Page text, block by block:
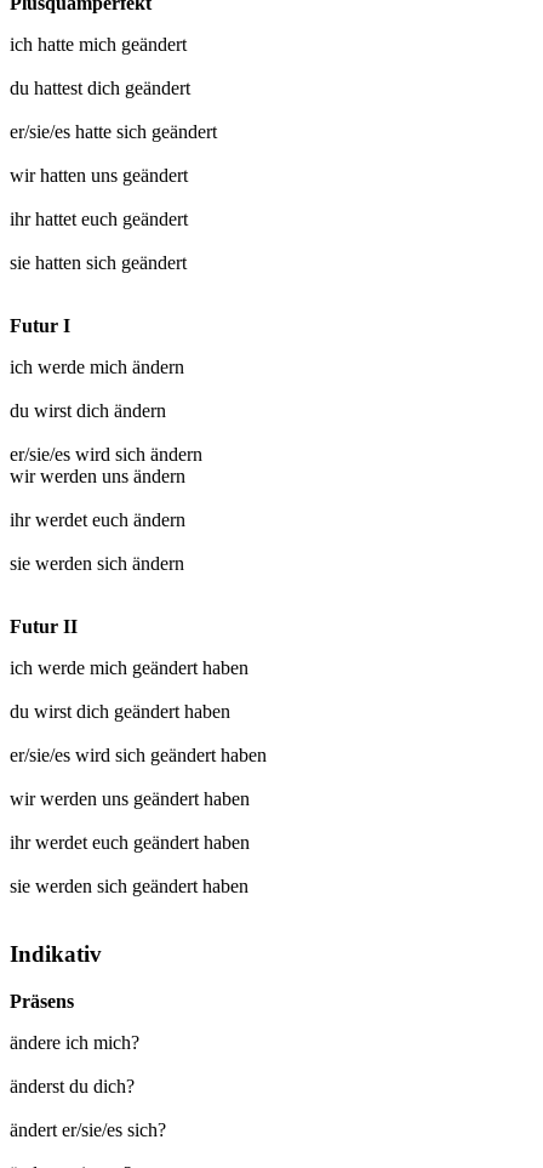
ich hatte mich geändert
du hattest dich geändert
er/sie/es hatte sich geändert
wir hatten uns geändert
ihr hattet euch geändert
sie hatten sich geändert
Futur I
ich werde mich ändern
du wirst dich ändern
er/sie/es wird sich ändern
wir werden uns ändern
ihr werdet euch ändern
sie werden sich ändern
Futur II
ich werde mich geändert haben
du wirst dich geändert haben
er/sie/es wird sich geändert haben
wir werden uns geändert haben
ihr werdet euch geändert haben
sie werden sich geändert haben
Indikativ
Präsens
ändere ich mich?
änderst du dich?
ändert er/sie/es sich?